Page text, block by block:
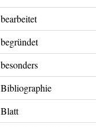
bearbeitet
begründet
besonders
Bibliographie
Blatt